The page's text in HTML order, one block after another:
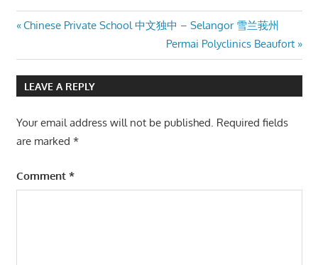
Post
navigation
Previous
Chinese Private School 中文独中 – Selangor 雪兰莪州
Next
Post:
Permai Polyclinics Beaufort
LEAVE A REPLY
Your email address will not be published. Required fields
are marked *
Comment *